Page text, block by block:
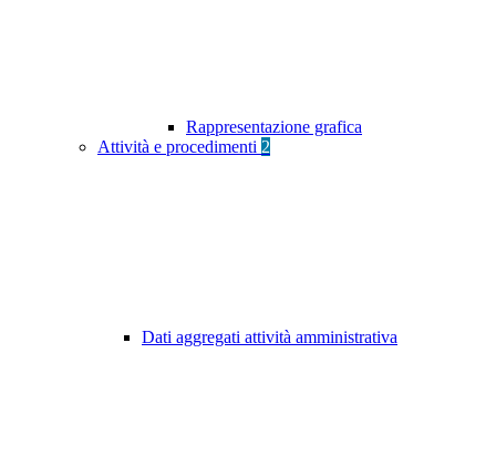
Rappresentazione grafica
Attività e procedimenti 2
Dati aggregati attività amministrativa